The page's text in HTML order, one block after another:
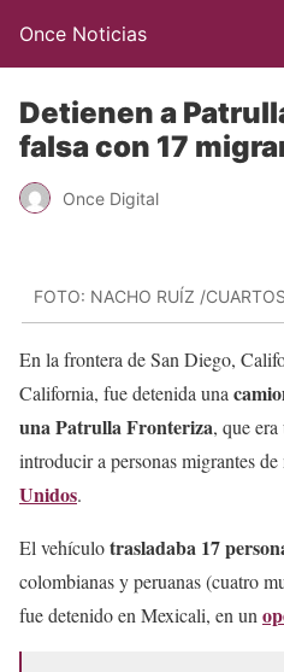
Once Noticias
Detienen a
falsa con 17
Once Digital
FOTO: NACHO RUÍZ /
En la frontera de San Diego,
California, fue detenida una
una Patrulla Fronteriza, que
introducir a personas migrantes de
Unidos.
El vehículotrasladaba 17
colombianas y peruanas (cuatro
fue detenido en Mexicali, en un